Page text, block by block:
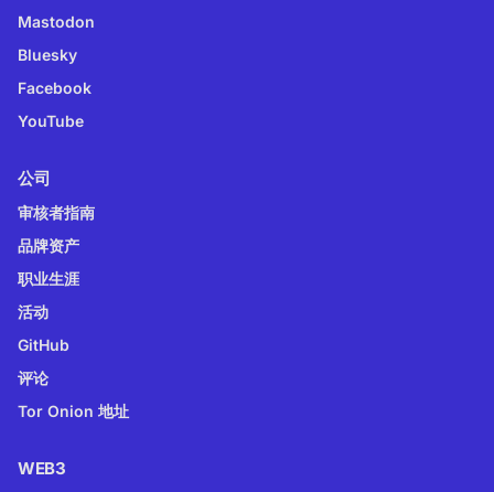
Mastodon
Bluesky
Facebook
YouTube
公司
审核者指南
品牌资产
职业生涯
活动
GitHub
评论
Tor Onion 地址
WEB3